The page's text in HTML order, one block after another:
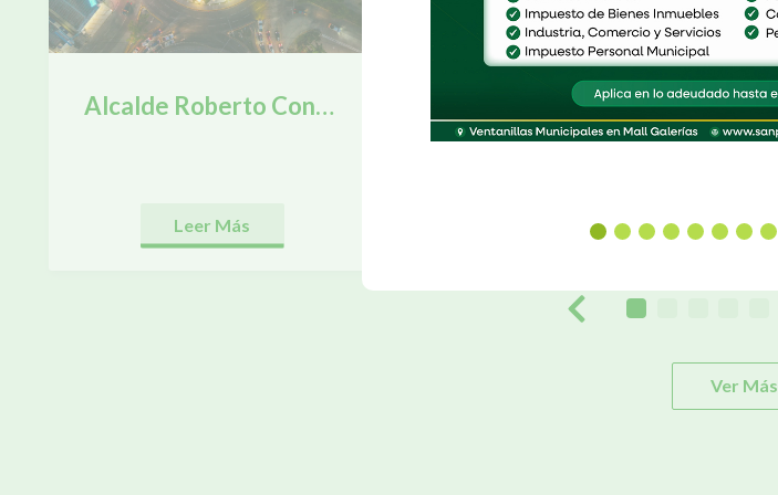
Alcalde Roberto Contreras inaugura proyecto de mejoramiento de infraestructura e iluminación del Monumento a la Madre.
Leer Más
Pavimentación de la colonia 2,000 Sector Cofradia avanza en un 75 %.
Leer Más
Ver Más